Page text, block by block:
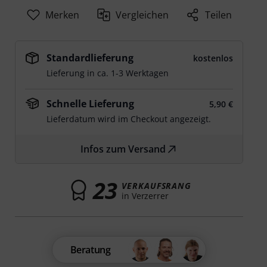
Merken Vergleichen Teilen
Standardlieferung
kostenlos
Lieferung in ca. 1-3 Werktagen
Schnelle Lieferung
5,90 €
Lieferdatum wird im Checkout angezeigt.
Infos zum Versand
23 VERKAUFSRANG
in Verzerrer
Beratung